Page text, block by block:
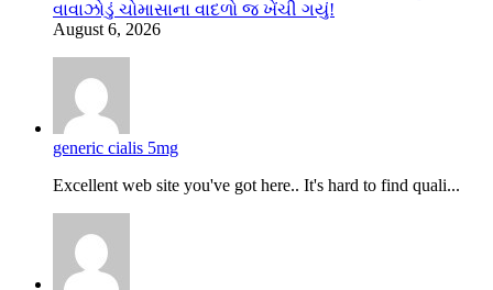
વાવાઝોડું ચોમાસાના વાદળો જ ખેંચી ગયું!
August 6, 2026
generic cialis 5mg
Excellent web site you've got here.. It's hard to find quali...